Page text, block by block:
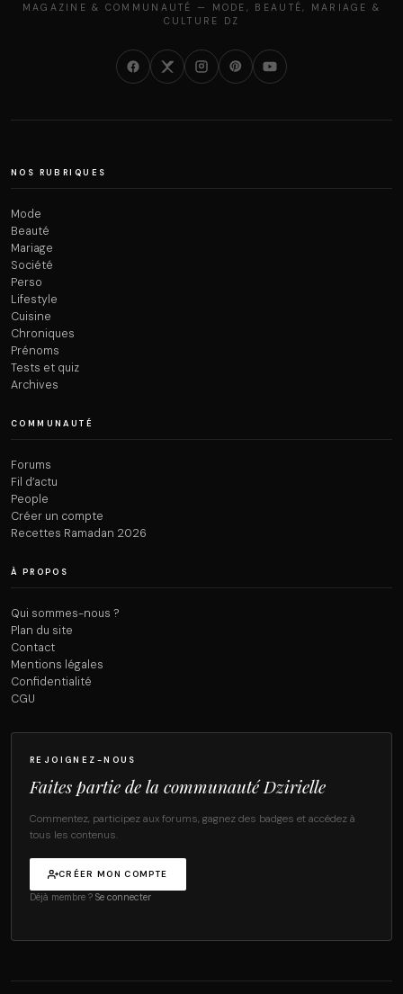
MAGAZINE & COMMUNAUTÉ — MODE, BEAUTÉ, MARIAGE &
CULTURE DZ
NOS RUBRIQUES
Mode
Beauté
Mariage
Société
Perso
Lifestyle
Cuisine
Chroniques
Prénoms
Tests et quiz
Archives
COMMUNAUTÉ
Forums
Fil d’actu
People
Créer un compte
Recettes Ramadan 2026
À PROPOS
Qui sommes-nous ?
Plan du site
Contact
Mentions légales
Confidentialité
CGU
REJOIGNEZ-NOUS
Faites partie de la communauté Dzirielle
Commentez, participez aux forums, gagnez des badges et accédez à
tous les contenus.
CRÉER MON COMPTE
Déjà membre ? Se connecter